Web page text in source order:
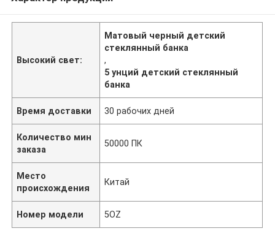
Высокий свет:
Матовый черный детский
стеклянный банка
,
5 унций детский стеклянный
банка
Время доставки 30 рабочих дней
Количество мин
заказа
50000 ПК
Место
происхождения
Китай
Номер модели 5OZ